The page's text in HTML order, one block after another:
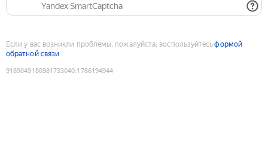
Yandex SmartCaptcha
Если у вас возникли проблемы, пожалуйста, воспользуйтесьформой
обратной связи
9189049180981733040:1786194944